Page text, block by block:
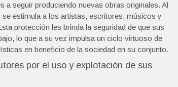
a seguir produciendo nuevas obras originales. Al
estimula a los artistas, escritores, músicos y
protección les brinda la seguridad de que sus
lo que a su vez impulsa un ciclo virtuoso de
en beneficio de la sociedad en su conjunto.
por el uso y explotación de sus